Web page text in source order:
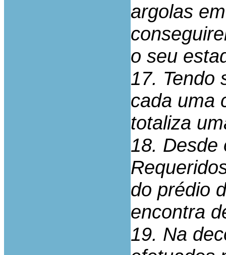
argolas
o seu
17. Tendo
cada uma
totaliza
18. Desde
do prédio
encontra
19. Na